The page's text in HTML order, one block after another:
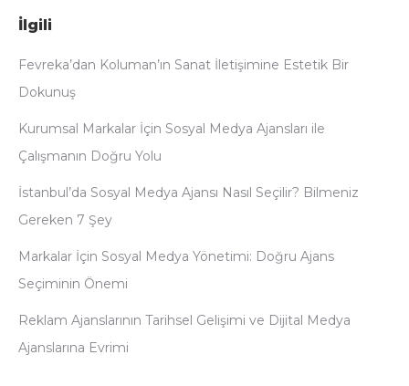
İlgili
Fevreka’dan Koluman’ın Sanat İletişimine Estetik Bir
Dokunuş
Kurumsal Markalar İçin Sosyal Medya Ajansları ile
Çalışmanın Doğru Yolu
İstanbul’da Sosyal Medya Ajansı Nasıl Seçilir? Bilmeniz
Gereken 7 Şey
Markalar İçin Sosyal Medya Yönetimi: Doğru Ajans
Seçiminin Önemi
Reklam Ajanslarının Tarihsel Gelişimi ve Dijital Medya
Ajanslarına Evrimi